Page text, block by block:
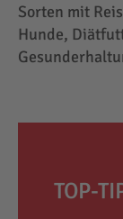
Sorten mit
Hunde,
TOP-